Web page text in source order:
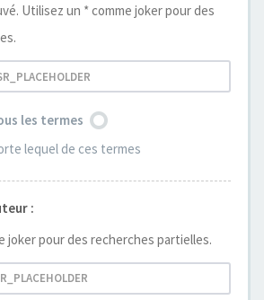
Utilisez un * comme joker pour des
les termes
lequel de ces termes
:
joker pour des recherches partielles.